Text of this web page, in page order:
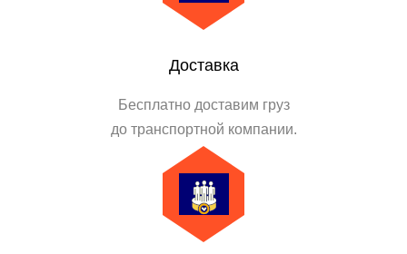
Доставка
Бесплатно доставим груз
до транспортной компании.